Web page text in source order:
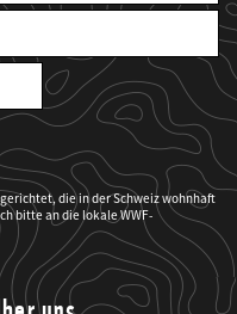
die in der Schweiz wohnhaft
bitte an die lokale WWF-